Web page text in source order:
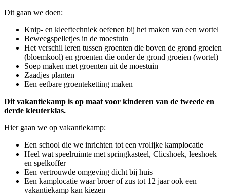
Dit gaan we doen:
Knip- en kleeftechniek oefenen bij het maken van een wortel
Beweegspelletjes in de moestuin
Het verschil leren tussen groenten die boven de grond groeien
(bloemkool) en groenten die onder de grond groeien (wortel)
Soep maken met groenten uit de moestuin
Zaadjes planten
Een eetbare groenteketting maken
Dit vakantiekamp is op maat voor kinderen van de tweede en
derde kleuterklas.
Hier gaan we op vakantiekamp:
Een school die we inrichten tot een vrolijke kamplocatie
Heel wat speelruimte met springkasteel, Clicshoek, leeshoek
en spelkoffer
Een vertrouwde omgeving dicht bij huis
Een kamplocatie waar broer of zus tot 12 jaar ook een
vakantiekamp kan kiezen